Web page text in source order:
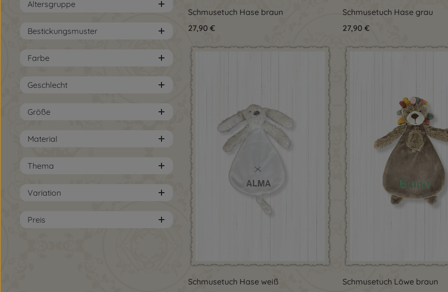
Altersgruppe
Bestickungsmuster
Farbe
Geschlecht
Größe
Material
Thema
Variation
Preis
Produkt Anzahl: Gib den gewünschten
Schmusetuch Hase braun
Regulärer Preis:
27,90 €
Produkt
Schmusetuch Hase grau
Regulärer Preis:
27,90 €
Produkt Anzahl: Gib den gewünschten
Schmusetuch Hase weiß Produkt
Schmusetuch Löwe braun